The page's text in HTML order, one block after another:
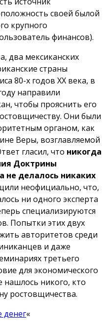
своей былой
крупного
финансов).
два мексиканских
страны
80-х годов XX века, в
направили
чтобы прояснить его
Они были
органом, как
Веры, возглавляемой
гласил, что никогда
Доктрины
не делалось никаких
неофициально, что,
ни одного эксперта
специализируются
Попытки этих двух
авторитетов среди
и даже
третьего
для экономического
нашлось никого, кто
ростовщичества.
денег«